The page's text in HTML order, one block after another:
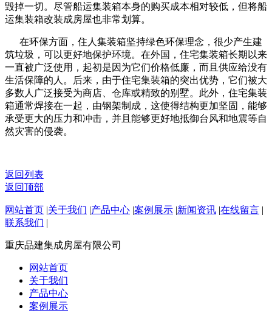
毁掉一切。尽管船运集装箱本身的购买成本相对较低，但将船
运集装箱改装成房屋也非常划算。
在环保方面，住人集装箱坚持绿色环保理念，很少产生建
筑垃圾，可以更好地保护环境。在外国，住宅集装箱长期以来
一直被广泛使用，起初是因为它们价格低廉，而且供应给没有
生活保障的人。后来，由于住宅集装箱的突出优势，它们被大
多数人广泛接受为商店、仓库或精致的别墅。此外，住宅集装
箱通常焊接在一起，由钢架制成，这使得结构更加坚固，能够
承受更大的压力和冲击，并且能够更好地抵御台风和地震等自
然灾害的侵袭。
返回列表
返回顶部
网站首页 |关于我们 |产品中心 |案例展示 |新闻资讯 |在线留言 |
联系我们 |
重庆品建集成房屋有限公司
网站首页
关于我们
产品中心
案例展示